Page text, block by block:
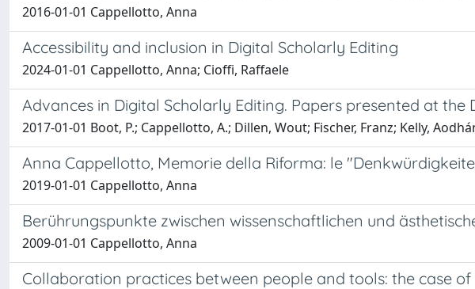
2016-01-01 Cappellotto, Anna
Accessibility and inclusion in Digital Scholarly Editing
2024-01-01 Cappellotto, Anna; Cioffi, Raffaele
Advances in Digital Scholarly Editing. Papers presented at
2017-01-01 Boot, P.; Cappellotto, A.; Dillen, Wout; Fischer, Franz; Kelly,
Anna Cappellotto, Memorie della Riforma: le
2019-01-01 Cappellotto, Anna
Berührungspunkte zwischen wissenschaftlichen und
2009-01-01 Cappellotto, Anna
Collaboration practices between people and tools: the case